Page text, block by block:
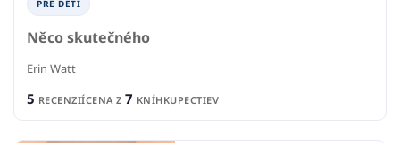
PRE DETI
Něco skutečného
Erin Watt
5 RECENZIÍCENA Z 7 KNÍHKUPECTIEV